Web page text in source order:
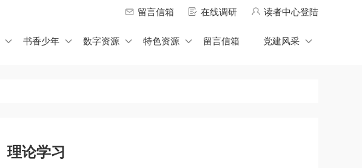
留言信箱 在线调研 读者中心登陆
书香少年 数字资源 特色资源 留言信箱 党建风采
理论学习